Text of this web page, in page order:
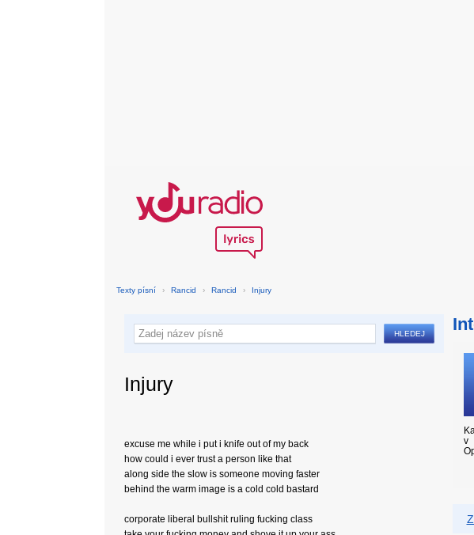
Texty písní › Rancid › Rancid › Injury
Injury
excuse me while i put i knife out of my back
how could i ever trust a person like that
along side the slow is someone moving faster
behind the warm image is a cold cold bastard
corporate liberal bullshit ruling fucking class
v